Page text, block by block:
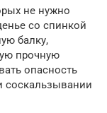
не нужно
со спинкой
балку,
прочную
опасность
соскальзывании